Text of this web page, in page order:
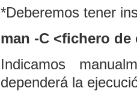
*Deberemos tener
man -C <fichero
Indicamos
dependerá la